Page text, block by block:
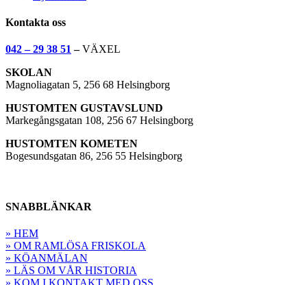
Kontakta oss
042 – 29 38 51–VÄXEL
SKOLAN
Magnoliagatan 5, 256 68 Helsingborg
HUSTOMTEN GUSTAVSLUND
Markegångsgatan 108, 256 67 Helsingborg
HUSTOMTEN KOMETEN
Bogesundsgatan 86, 256 55 Helsingborg
SNABBLÄNKAR
» HEM
» OM RAMLÖSA FRISKOLA
» KÖANMÄLAN
» LÄS OM VÅR HISTORIA
» KOM I KONTAKT MED OSS